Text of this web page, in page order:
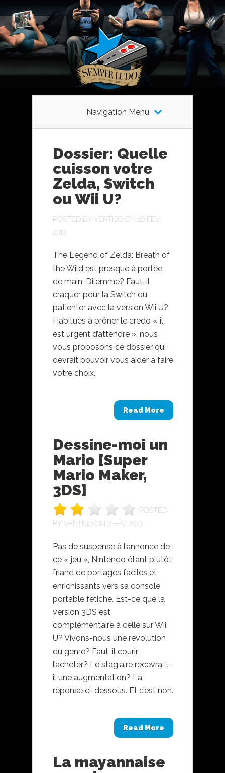
Navigation Menu
Dossier: Quelle
cuisson votre
Zelda, Switch
ou Wii U?
POSTED BY VERTIGO ON 26 FÉV,
2017
The Legend of Zelda: Breath of
the Wild est presque à portée
de main. Dilemme? Faut-il
craquer pour la Switch ou
patienter avec la version Wii U?
Habitués à prôner le credo « il
est urgent d’attendre », nous
vous proposons ce dossier qui
devrait pouvoir vous aider à faire
votre choix.
Read More
Dessine-moi un
Mario [Super
Mario Maker,
3DS]
POSTED
BY VERTIGO ON 7 FÉV, 2017
Pas de suspense à l’annonce de
ce « jeu », Nintendo étant plutôt
friand de portages faciles et
enrichissants vers sa console
portable fétiche. Est-ce que la
version 3DS est
complémentaire à celle sur Wii
U? Vivons-nous une révolution
du genre? Faut-il courir
l’acheter? Le stagiaire recevra-t-
il une augmentation? La
réponse ci-dessous. Et c’est non.
Read More
La mayannaise